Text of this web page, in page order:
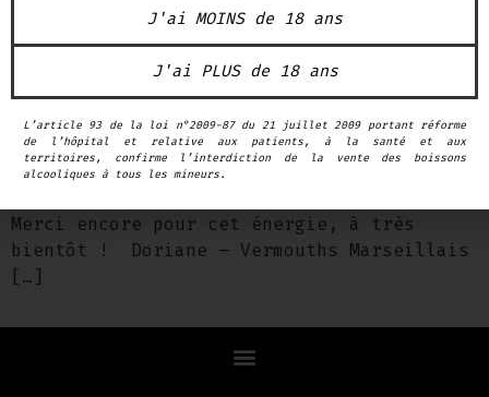
Previous Next Update post event : WOW,
merci pour votre présence, votre
implication et vos retours que nous aimons
tant quand il s’agit de nos produits, nos
envies, nos curiosités aussi souvent !! La
Merci encore pour cet énergie, à très
bientôt ! Doriane – Vermouths Marseillais
[…]
J'ai MOINS de 18 ans
J'ai PLUS de 18 ans
L’article 93 de la loi n°2009-87 du 21 juillet 2009 portant réforme
de l’hôpital et relative aux patients, à la santé et aux
territoires, confirme l’interdiction de la vente des boissons
alcooliques à tous les mineurs.